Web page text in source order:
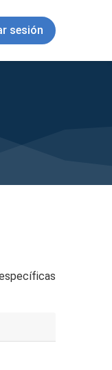
sesión